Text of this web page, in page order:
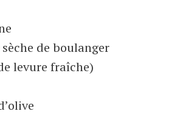
de boulanger
levure fraîche)